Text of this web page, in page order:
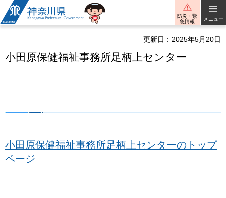
神奈川県
防災・緊
急情報
メニュー
更新日：2025年5月20日
小田原保健福祉事務所足柄上センター
小田原保健福祉事務所足柄上センターのトップ
ページ